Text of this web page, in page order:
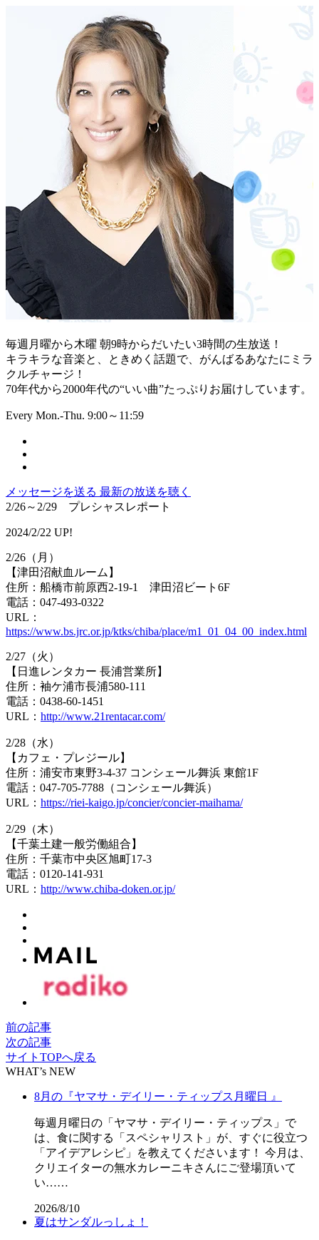
毎週月曜から木曜 朝9時からだいたい3時間の生放送！
キラキラな音楽と、ときめく話題で、がんばるあなたにミラ
クルチャージ！
70年代から2000年代の“いい曲”たっぷりお届けしています。
Every Mon.-Thu. 9:00～11:59
メッセージを送る 最新の放送を聴く
2/26～2/29 プレシャスレポート
2024/2/22 UP!
2/26（月）
【津田沼献血ルーム】
住所：船橋市前原西2-19-1 津田沼ビート6F
電話：047-493-0322
URL：
https://www.bs.jrc.or.jp/ktks/chiba/place/m1_01_04_00_index.html
2/27（火）
【日進レンタカー 長浦営業所】
住所：袖ケ浦市長浦580-111
電話：0438-60-1451
URL： http://www.21rentacar.com/
2/28（水）
【カフェ・プレジール】
住所：浦安市東野3-4-37 コンシェール舞浜 東館1F
電話：047-705-7788（コンシェール舞浜）
URL： https://riei-kaigo.jp/concier/concier-maihama/
2/29（木）
【千葉土建一般労働組合】
住所：千葉市中央区旭町17-3
電話：0120-141-931
URL： http://www.chiba-doken.or.jp/
前の記事
次の記事
サイトTOPへ戻る
WHAT’s NEW
8月の『ヤマサ・デイリー・ティップス月曜日 』
毎週月曜日の「ヤマサ・デイリー・ティップス」で
は、食に関する「スペシャリスト」が、すぐに役立つ
「アイデアレシピ」を教えてくださいます！ 今月は、
クリエイターの無水カレーニキさんにご登場頂いて
い……
2026/8/10
夏はサンダルっしょ！